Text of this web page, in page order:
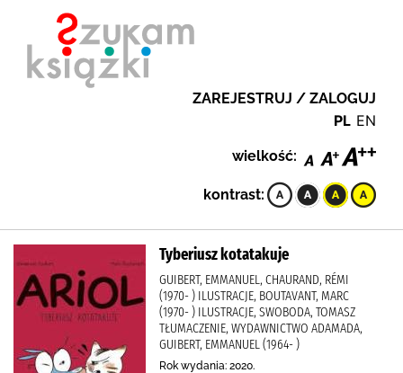
ZAREJESTRUJ / ZALOGUJ
PL EN
wielkość:
kontrast:
Tyberiusz kotatakuje
GUIBERT, EMMANUEL, CHAURAND, RÉMI
(1970- ) ILUSTRACJE, BOUTAVANT, MARC
(1970- ) ILUSTRACJE, SWOBODA, TOMASZ
TŁUMACZENIE, WYDAWNICTWO ADAMADA,
GUIBERT, EMMANUEL (1964- )
Rok wydania: 2020.